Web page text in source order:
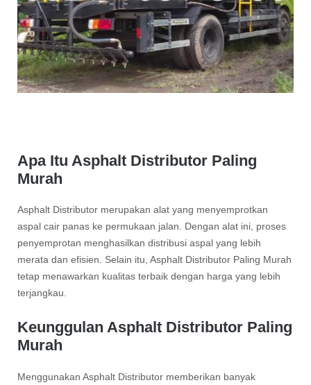
Apa Itu Asphalt Distributor Paling
Murah
Asphalt Distributor merupakan alat yang menyemprotkan
aspal cair panas ke permukaan jalan. Dengan alat ini, proses
penyemprotan menghasilkan distribusi aspal yang lebih
merata dan efisien. Selain itu, Asphalt Distributor Paling Murah
tetap menawarkan kualitas terbaik dengan harga yang lebih
terjangkau.
Keunggulan Asphalt Distributor Paling
Murah
Menggunakan Asphalt Distributor memberikan banyak